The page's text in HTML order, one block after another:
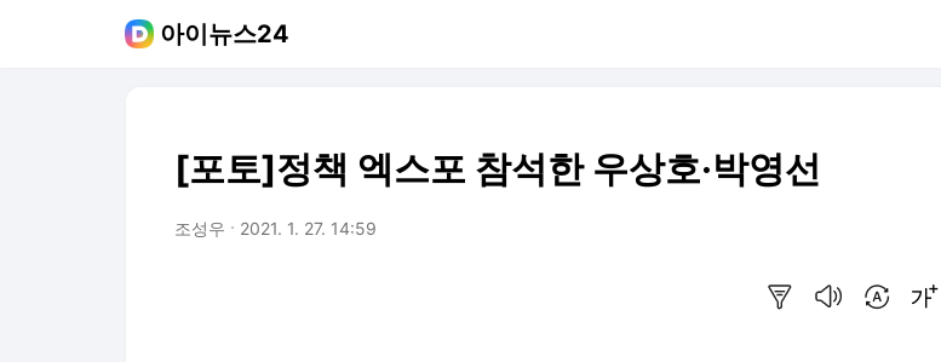
아이뉴스24
[포토]정책 엑스포 참석한 우상호·박영선
조성우 2021. 1. 27. 14:59